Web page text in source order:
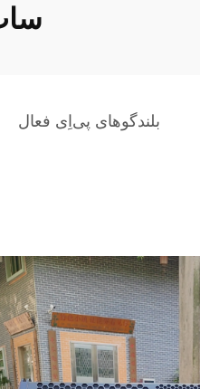
بلندگوهای پی‌اِی فعال